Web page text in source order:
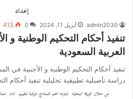
admin2030 أبريل 11, 2024 0
413
تنفيذ أحكام التحكيم الوطنية و
العربية السعودية
تنفيذ أحكام التحكيم الوطنية و الأجنبية في
دراسة تأصيلية تطبيقية تحليلية تنفيذ أحكام